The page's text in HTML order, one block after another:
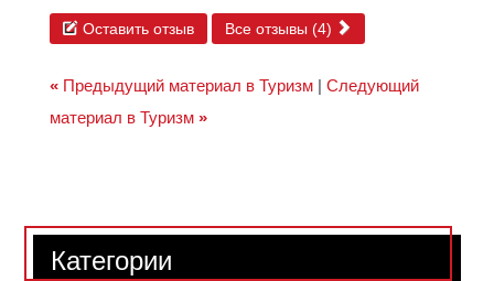
Оставить отзыв Все отзывы (4)
« Предыдущий материал в Туризм
Следующий
материал в Туризм »
Категории